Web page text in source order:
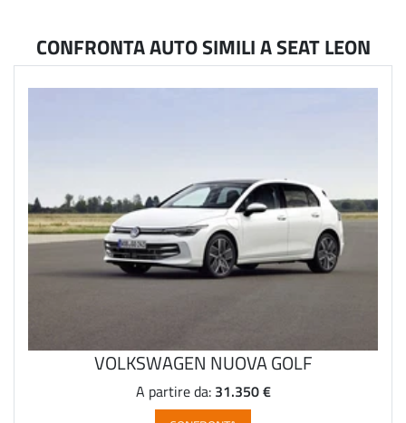
CONFRONTA AUTO SIMILI A SEAT LEON
VOLKSWAGEN NUOVA GOLF
A partire da: 31.350 €